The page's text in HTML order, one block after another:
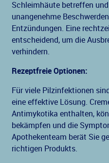
Schleimhäute betreffen
unangenehme
Entzündungen. Eine
entscheidend, um die
verhindern.
Rezeptfreie Optionen:
Für viele Pilzinfektionen
eine effektive Lösung.
Antimykotika enthalten,
bekämpfen und die
Apothekenteam berät Sie
richtigen Produkts.